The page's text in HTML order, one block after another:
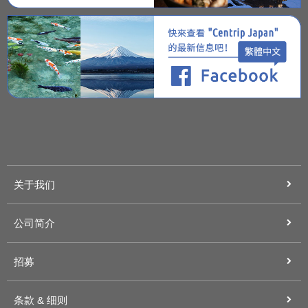
关于我们
公司简介
招募
条款 & 细则